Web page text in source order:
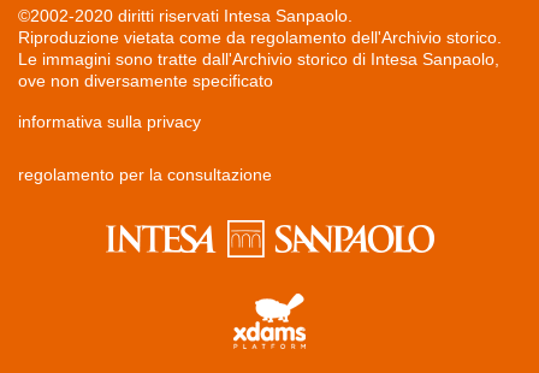
©2002-2020 diritti riservati Intesa Sanpaolo.
Riproduzione vietata come da regolamento dell'Archivio storico.
Le immagini sono tratte dall'Archivio storico di Intesa Sanpaolo,
ove non diversamente specificato
informativa sulla privacy
regolamento per la consultazione